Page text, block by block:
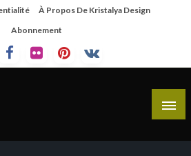
À Propos De Kristalya Design
Abonnement
De Mobilier Créatif